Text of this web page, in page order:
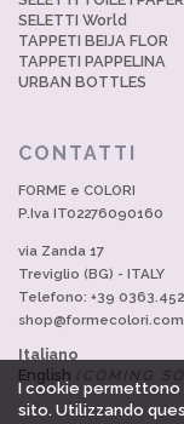
SELETTI World
TAPPETI BEIJA FLOR
TAPPETI PAPPELINA
URBAN BOTTLES
CONTATTI
FORME e COLORI
P.Iva IT02276090160
via Zanda 17
Treviglio (BG) - ITALY
Telefono: +39
shop@formecolori.com
Italiano
English (COMING
I cookie permettono
sito. Utilizzando